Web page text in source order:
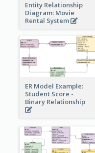
Entity Relationship
Diagram: Movie
Rental System
ER Model Example:
Student Score -
Binary Relationship